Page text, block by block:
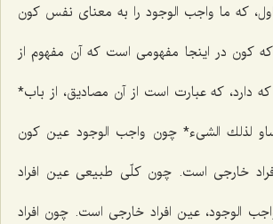
كه ما واجب الوجود را به معناى نفس كون
كون در اینجا مفهومى است كه آن مفهوم از
دارد، كه عبارت است از آن مصادیق، از باب*
لذلك الشیء* چون واجب الوجود عین كون
خارجى است. چون كلّى طبیعى عین افراد
الوجود، عین افراد خارجى است. چون افراد